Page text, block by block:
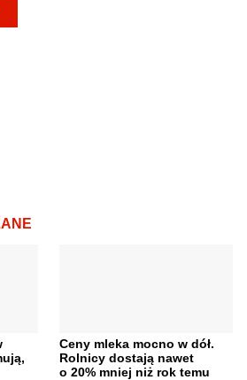
Ceny mleka mocno w dół.
Rolnicy dostają nawet
o 20% mniej niż rok temu